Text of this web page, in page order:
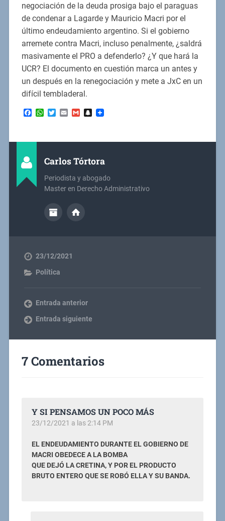
negociación de la deuda prosiga bajo el paraguas
de condenar a Lagarde y Mauricio Macri por el
último endeudamiento argentino. Si el gobierno
arremete contra Macri, incluso penalmente, ¿saldrá
masivamente el PRO a defenderlo? ¿Y que hará la
UCR? El documento en cuestión marca un antes y
un después en la renegociación y mete a JxC en un
difícil tembladeral.
Facebook
WhatsApp
Twitter
EmailGmailSnapchat
Carlos Tórtora
Periodista y abogado
Master en Derecho Administrativo
23/12/2021
Política
Entrada anterior
Entrada siguiente
7 Comentarios
Y SI PENSAMOS UN POCO MÁS
23/12/2021 a las 2:14 PM
EL ENDEUDAMIENTO DURANTE EL GOBIERNO DE
MACRI OBEDECE A LA BOMBA
QUE DEJÓ LA CRETINA, Y POR EL PRODUCTO
BRUTO ENTERO QUE SE ROBÓ ELLA Y SU BANDA.